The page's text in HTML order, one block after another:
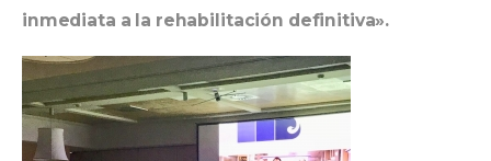
inmediata a la rehabilitación definitiva».